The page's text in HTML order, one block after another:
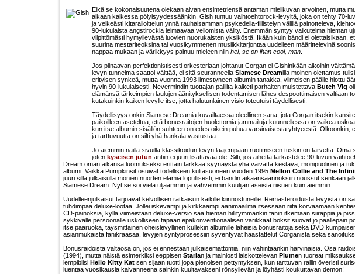
Eikä se kokonaisuutena olekaan aivan ensimetriensä antaman mielikuvan arvoinen, mutta
aikaan kaikessa pölyisyydessäänkin. Gish tuntuu vaihtoehtorock-levyltä, joka on tehty 70-
ja veikeästi kitarailoittelun ynnä rauhaisamman psykedelia-fiilistelyn välillä painotteleva,
90-lukulaista angstirockia leimaavaa vellomista välity. Enemmän syntyy vaikutelma hieman
vilpittömästi hymyilevästä luovien nuorukaisten yksiköstä. Ikään kuin bändi ei olettaisikaan,
suurina mestariteoksina tai vuosikymmenen musiikkitarjontaa uudelleen määrittelevinä
nappaa mukaan ja värikkyys painuu mieleen niin hei, se on ihan cool, man.
Jos piinaavan perfektionistisesti orkesteriaan johtanut Corgan ei Gishinkään aikoihin
levyn tunnelma saattoi väittää, ei sitä seuranneella Siamese Dreamilla moinen olettamus
erityisen synkeä, mutta vuonna 1993 ilmestyneen albumin tanakka, viimeisen päälle hiottu
hyvin 90-lukulaisesti. Nevermindin tuottajan pallilta kaiketi parhaiten muistettava Butch Vig
elämänsä tärkeimpien laulujen äänityksellisen todentamisen lähes despoottimaisen valtiaan
kutakuinkin kaiken levylle itse, jotta halutunlainen visio toteutuisi täydellisesti.
Täydellisyys onkin Siamese Dreamia kuvailtaessa oleellinen sana, jota Corgan itsekin
paikoilleen aseteltua, että bonusraitojen huolettomia jammailuja kuunnellessa on vaikea
kun itse albumin sisällön suhteen on edes oikein puhua varsinaisesta yhtyeestä. Olkoonkin,
ja tarttuvuutta on silti yhä hankala vastustaa.
Jo aiemmin näillä sivuilla klassikoidun levyn laajempaan ruotimiseen tuskin on tarvetta. Oma
joten kyseisen jutun antiin ei juuri lisättävää ole. Silti, jos aihetta tarkastelee 90-luvun
Dream oman aikansa luomukseksi erittäin tarkkaa syynäystä yhä vaivatta kestävä, monipuolinen ja
albumi. Vaikka Pumpkinsit osuivat todelliseen kultasuoneen vuoden 1995 Mellon Collie and The
juuri sillä julkaisulla monien nuorten elämiä lopullisesti, ei bändin aikaansaannoksiin noussut senkään
Siamese Dream. Nyt se soi vielä uljaammin ja vahvemmin kuulijan aseista riisuen kuin aiemmin.
Uudelleenjulkaisut tarjoavat kelvollisen ratkaisun kaikille kiinnostuneille. Remasteroiduista levyistä on
tuhdimpaa deluxe-lootaa. Jollei iskevämpi ja kirkkaampi äänimaailma itsessään riitä korvaamaan
CD-painoksia, kyllä viimeistään deluxe-versio saa hieman hillitymmänkin fanin itkemään siirappia ja
sykkivälle persoonalle uskolliseen tapaan epäkonventionaalisen värikkäät boksit suovat jo päällepäin
itse pääruoka, täysmittainen oheislevyllinen kullekin albumille läheisiä bonusraitoja sekä DVD
asianmukaista fanikrääsää, levyjen syntyprosessiin syventyvät haastattelut Corganista sekä
Bonusraidoista valtaosa on, jos ei ennestään julkaisemattomia, niin vähintäänkin harvinaisia. Osa
(1994), mutta näistä esimerkiksi eeppisen Starlan ja mainiosti laiskottelevan Plumen tuoreat
lempibiisi Hello Kitty Kat sen sijaan tuotti jopa pienoisen pettymyksen, kun tarttuvan rallin överisti
luentaa vuosikausia kaivanneena sainkin kuultavakseni rönsyilevän ja löyhästi koukuttavan demon!